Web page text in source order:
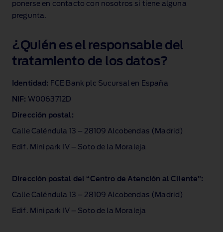
ponerse en contacto con nosotros si tiene alguna
pregunta.
¿Quién es el responsable del
tratamiento de los datos?
Identidad: FCE Bank plc Sucursal en España
NIF: W0063712D
Dirección postal:
Calle Caléndula 13 – 28109 Alcobendas (Madrid)
Edif. Minipark IV – Soto de la Moraleja
Dirección postal del “Centro de Atención al Cliente”:
Calle Caléndula 13 – 28109 Alcobendas (Madrid)
Edif. Minipark IV – Soto de la Moraleja